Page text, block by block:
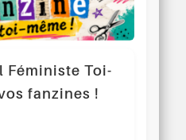
Féministe Toi-
fanzines !